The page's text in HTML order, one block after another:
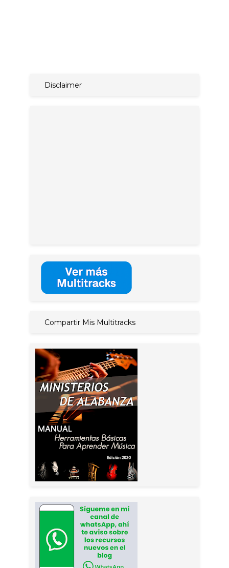
Disclaimer
Compartir Mis Multitracks